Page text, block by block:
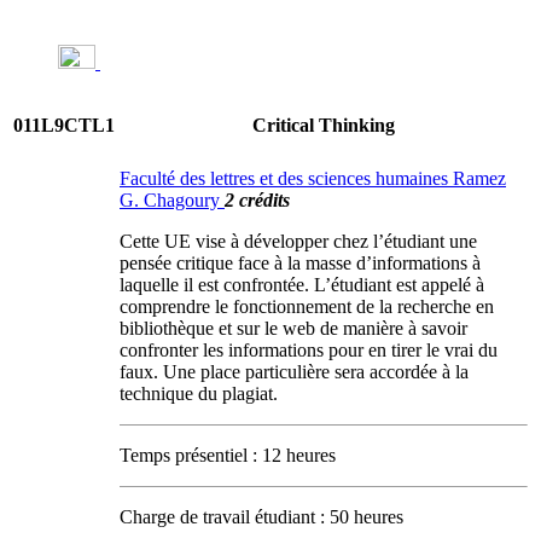
011L9CTL1 Critical Thinking
Faculté des lettres et des sciences humaines Ramez
G. Chagoury 2 crédits
Cette UE vise à développer chez l’étudiant une
pensée critique face à la masse d’informations à
laquelle il est confrontée. L’étudiant est appelé à
comprendre le fonctionnement de la recherche en
bibliothèque et sur le web de manière à savoir
confronter les informations pour en tirer le vrai du
faux. Une place particulière sera accordée à la
technique du plagiat.
Temps présentiel : 12 heures
Charge de travail étudiant : 50 heures